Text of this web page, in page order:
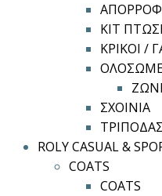
ΚΙΤ
ΚΡΙΚΟΙ /
ΣΧΟΙΝΙΑ
ΤΡΙΠΟΔΑΣ
ROLY CASUAL &
COATS
COATS